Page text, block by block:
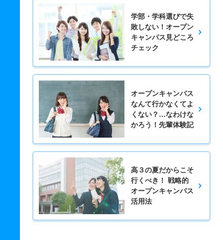
学部・学科選びで失
敗しない！オープン
キャンパス見どころ
チェック
オープンキャンパス
なんて行かなくてよ
くない？…なわけな
かろう！先輩体験記
高３の夏だからこそ
行くべき！ 戦略的
オープンキャンパス
活用法